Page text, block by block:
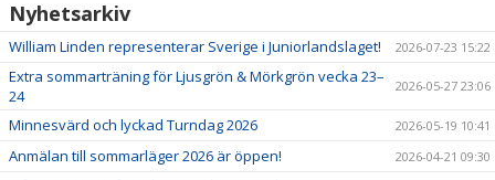
Nyhetsarkiv
William Linden representerar Sverige i Juniorlandslaget! 2026-07-23 15:22
Extra sommarträning för Ljusgrön & Mörkgrön vecka 23–
24
2026-05-27 23:06
Minnesvärd och lyckad Turndag 2026 2026-05-19 10:41
Anmälan till sommarläger 2026 är öppen! 2026-04-21 09:30